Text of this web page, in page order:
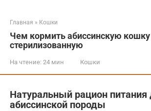
Главная » Кошки
Чем кормить абиссинскую кошку
стерилизованную
На чтение: 24 мин Кошки
Натуральный рацион
абиссинской породы